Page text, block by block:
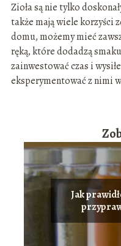
Zioła są nie tylko
także mają wiele korzyści
domu, możemy mieć
ręką, które dodadzą
zainwestować czas i
eksperymentować z nimi
Jak